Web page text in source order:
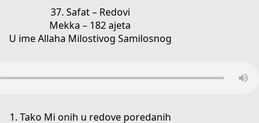
37. Safat – Redovi
Mekka – 182 ajeta
U ime Allaha Milostivog Samilosnog
1. Tako Mi onih u redove poredanih